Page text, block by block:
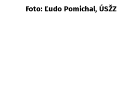
Foto: Ľudo Pomichal, ÚSŽZ